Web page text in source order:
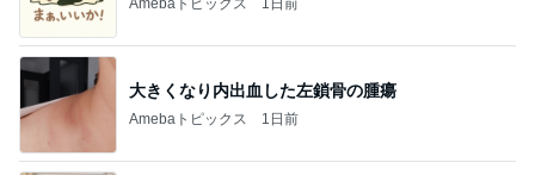
大きくなり内出血した左鎖骨の腫瘍
Amebaトピックス 1日前